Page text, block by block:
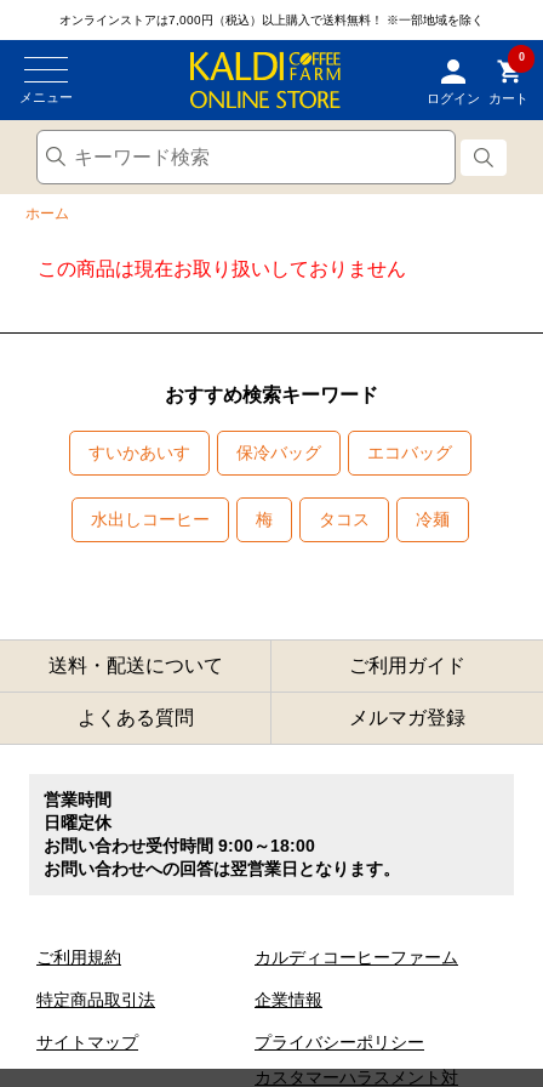
オンラインストアは7,000円（税込）以上購入で送料無料！ ※一部地域を除く
メニュー ログイン
0
カート
ホーム
この商品は現在お取り扱いしておりません
おすすめ検索キーワード
すいかあいす 保冷バッグ エコバッグ
水出しコーヒー 梅 タコス 冷麺
送料・配送について ご利用ガイド
よくある質問 メルマガ登録
営業時間
日曜定休
お問い合わせ受付時間 9:00～18:00
お問い合わせへの回答は翌営業日となります。
ご利用規約
特定商品取引法
サイトマップ
カルディコーヒーファーム
企業情報
プライバシーポリシー
カスタマーハラスメント対